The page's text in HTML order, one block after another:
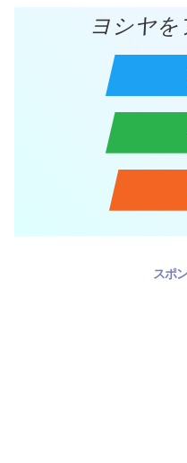
ヨシヤを
スポ